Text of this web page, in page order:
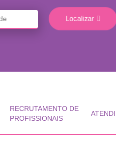
Localizar
RECRUTAMENTO DE
PROFISSIONAIS